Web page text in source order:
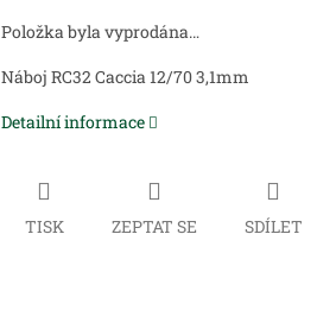
Položka byla vyprodána…
Náboj RC32 Caccia 12/70 3,1mm
Detailní informace
TISK ZEPTAT SE SDÍLET